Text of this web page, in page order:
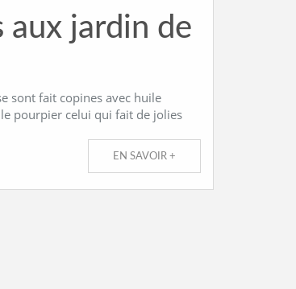
aux jardin de
sont fait copines avec huile
pourpier celui qui fait de jolies
EN SAVOIR +